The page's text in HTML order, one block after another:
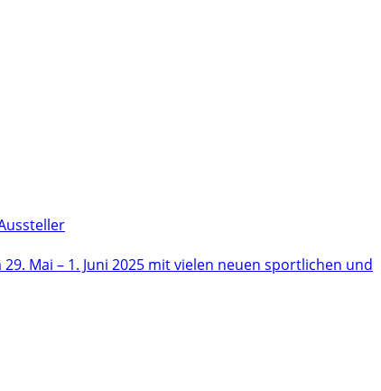
Mai – 1. Juni 2025 mit vielen neuen sportlichen und